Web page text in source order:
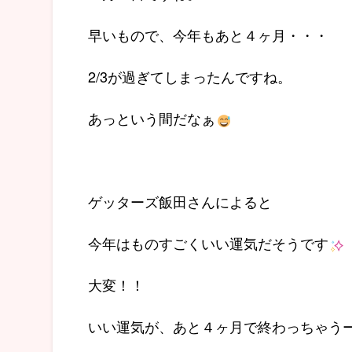
早いもので、今年もあと４ヶ月・・・
2/3が過ぎてしまったんですね。
あっという間だなぁ
ゲッターズ飯田さんによると
今年はものすごくいい運気だそうです
大変！！
いい運気が、あと４ヶ月で終わっちゃう